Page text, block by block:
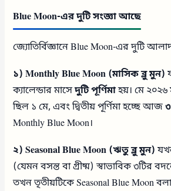
Blue Moon-এর দুটি সংজ্ঞা আছে
জ্যোতির্বিজ্ঞানে Blue Moon-এর দুটি
১) Monthly Blue Moon (মাসিক ব্লু মুন)
ক্যালেন্ডার মাসেদুটি পূর্ণিমাহয়। মে ২০২৬
ছিল ১ মে, এবং দ্বিতীয় পূর্ণিমা হচ্ছে আজ
Monthly Blue Moon।
২) Seasonal Blue Moon (ঋতু ব্লু মুন)
(যেমন বসন্ত বা গ্রীষ্ম) স্বাভাবিক ৩টির
তখন তৃতীয়টিকে Seasonal Blue Moon